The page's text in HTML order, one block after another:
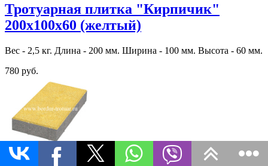
Тротуарная плитка "Кирпичик"
200х100х60 (желтый)
Вес - 2,5 кг. Длина - 200 мм. Ширина - 100 мм. Высота - 60 мм.
780 руб.